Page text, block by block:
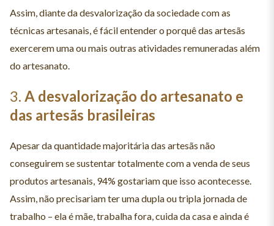
Assim, diante da desvalorização da sociedade com as
técnicas artesanais, é fácil entender o porquê das artesãs
exercerem uma ou mais outras atividades remuneradas além
do artesanato.
3. A desvalorização do artesanato e
das artesãs brasileiras
Apesar da quantidade majoritária das artesãs não
conseguirem se sustentar totalmente com a venda de seus
produtos artesanais, 94% gostariam que isso acontecesse.
Assim, não precisariam ter uma dupla ou tripla jornada de
trabalho – ela é mãe, trabalha fora, cuida da casa e ainda é